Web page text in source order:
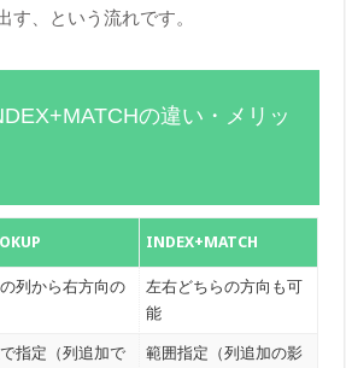
す、という流れです。
の違い・メリッ
INDEX+MATCH
列から右方向の
左右どちらの方向も可
能
指定（列追加で 範囲指定（列追加の影